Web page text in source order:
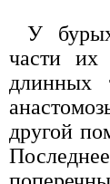
У
части их
длинных
другой